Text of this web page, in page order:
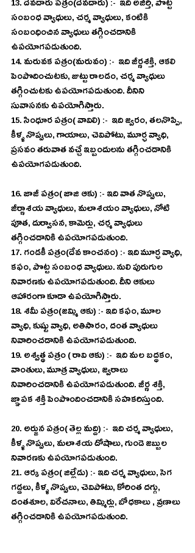
13. దేవదారు పత్రం(దేవదారు) :-  ఇది అజీర్తి, పొట్ట
సంబంధ వ్యాధులు, చర్మ వ్యాధులు, కంటికి
సంబంధించిన వ్యాధులు తగ్గించడానికి
ఉపయోగపడుతుంది.
14. మరువక పత్రం(మరువం) :-  ఇది జీర్ణశక్తి, ఆకలి
పెంపొదించుటకు, జుట్టు రాలడం, చర్మ వ్యాధులు
తగ్గించుటకు ఉపయోగపడుతుంది. దీనిని
సువాసనకు ఉపయోగిస్తారు.
15. సింధూర పత్రం( వావిలి) :-  ఇది జ్వరం, తలనొప్పి,
కీళ్ళ నొప్పులు, గాయాలు, చెవిపోటు, మూర్ఛ వ్యాధి,
ప్రసవం తరువాత వచ్చే ఇబ్బందులను తగ్గించడానికి
ఉపయోగపడుతుంది.
16. జాజీ పత్రం( జాజి ఆకు) :- ఇది వాత నొప్పులు,
జీర్ణాశయ వ్యాధులు, మలాశయం వ్యాధులు, నోటి
పూత, దుర్వాసన, కామెర్లు, చర్మ వ్యాధులు
తగ్గించడానికి ఉపయోగపడుతుంది.
17. గండకీ పత్రం(దేవ కాంచనం) :- ఇది మూర్ఛ వ్యాధి,
కఫం, పొట్ట సంబంధ వ్యాధులు. నులి పురుగుల
నివారణకు ఉపయోగపడుతుంది. దీని ఆకులు
ఆహారంగా కూడా ఉపయోగిస్తారు.
18. శమీ పత్రం(జమ్మి ఆకు) :- ఇది కఫం, మూల
వ్యాధి, కుష్టు వ్యాధి, అతిసారం, దంత వ్యాధులు
నివారించడానికి ఉపయోగపడుతుంది.
19. అశ్వత్థ పత్రం ( రావి ఆకు) :-  ఇది మల బద్ధకం,
వాంతులు, మూత్ర వ్యాధులు, జ్వరాలు
నివారించడానికి ఉపయోగపడుతుంది. జీర్ణ శక్తి,
జ్ఞాపక శక్తి పెంపొందించడానికి సహకరిస్తుంది.
20. అర్జున పత్రం( తెల్ల మద్ది) :-  ఇది చర్మ వ్యాధులు,
కీళ్ళ నొప్పులు, మలాశయ దోషాలు, గుండె జబ్బుల
నివారణకు ఉపయోగపడుతుంది.
21. ఆర్క పత్రం( జిల్లేడు) :- ఇది చర్మ వ్యాధులు, సెగ
గడ్డలు, కీళ్ళ నొప్పులు, చెవిపోటు, కోరింత దగ్గు,
దంతశూల, విరేచనాలు, తిమ్మిర్లు, బోధకాలు , వ్రణాలు
తగ్గించడానికి ఉపయోగపడుతుంది.